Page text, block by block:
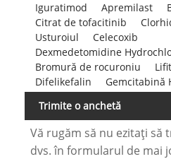
Iguratimod
Apremilast
Citrat de tofacitinib
Usturoiul
Celecoxib
Dexmedetomidine
Bromură de rocuroniu
Difelikefalin
Gemcitabină
Trimite o anchetă
Vă rugăm să nu ezitați
dvs. în formularul de mai